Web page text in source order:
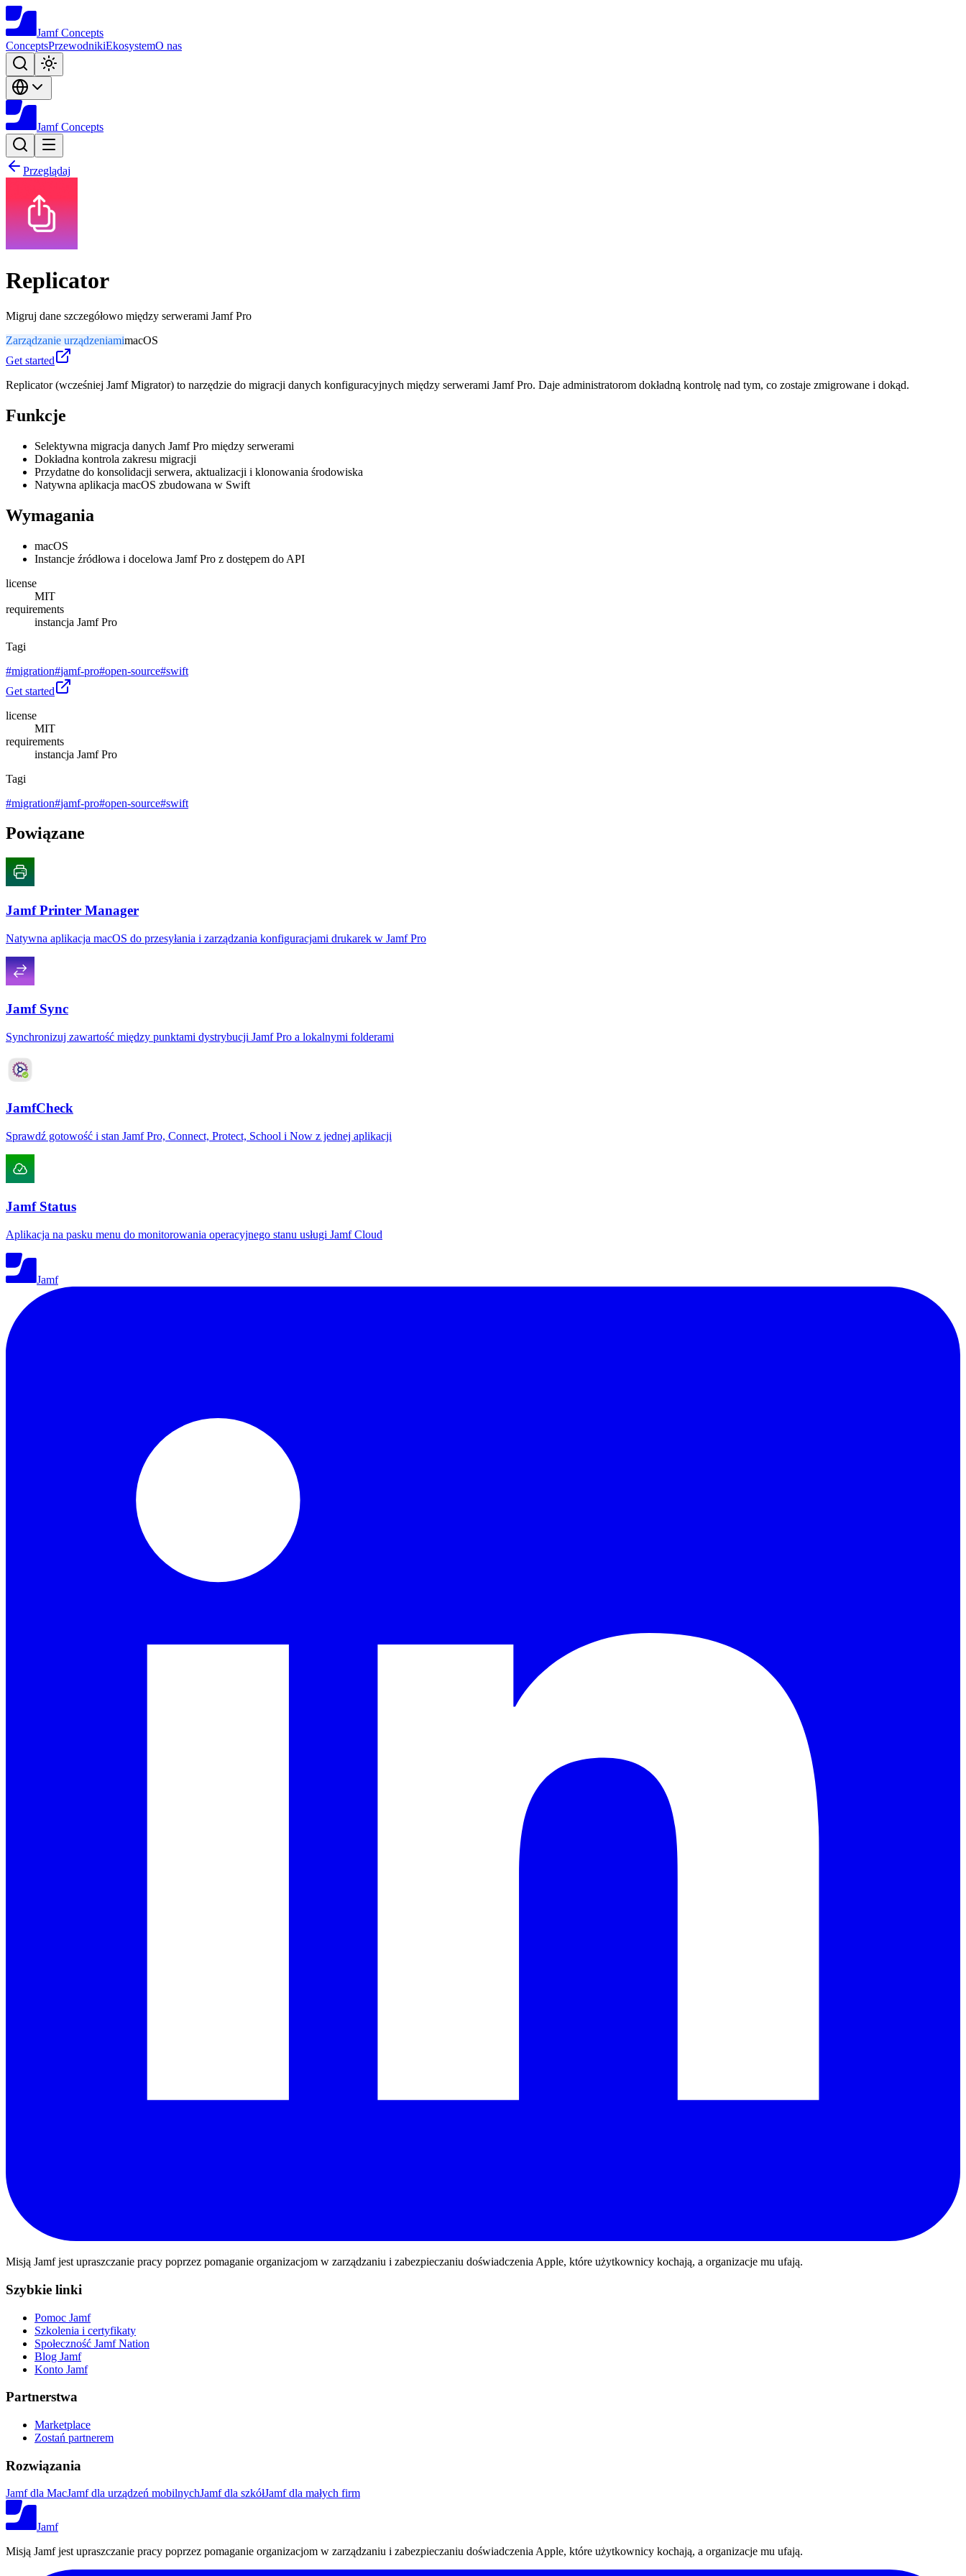
Jamf Concepts
ConceptsPrzewodnikiEkosystemO nas
Jamf Concepts
Przeglądaj
Replicator
Migruj dane szczegółowo między serwerami Jamf Pro
Zarządzanie urządzeniamimacOS
Get started
Replicator (wcześniej Jamf Migrator) to narzędzie do migracji danych konfiguracyjnych między serwerami Jamf Pro. Daje administratorom dokładną kontrolę nad tym, co zostaje zmigrowane i dokąd.
Funkcje
Selektywna migracja danych Jamf Pro między serwerami
Dokładna kontrola zakresu migracji
Przydatne do konsolidacji serwera, aktualizacji i klonowania środowiska
Natywna aplikacja macOS zbudowana w Swift
Wymagania
macOS
Instancje źródłowa i docelowa Jamf Pro z dostępem do API
license
MIT
requirements
instancja Jamf Pro
Tagi
#migration#jamf-pro#open-source#swift
Get started
license
MIT
requirements
instancja Jamf Pro
Tagi
#migration#jamf-pro#open-source#swift
Powiązane
Jamf Printer Manager
Natywna aplikacja macOS do przesyłania i zarządzania konfiguracjami drukarek w Jamf Pro
Jamf Sync
Synchronizuj zawartość między punktami dystrybucji Jamf Pro a lokalnymi folderami
JamfCheck
Sprawdź gotowość i stan Jamf Pro, Connect, Protect, School i Now z jednej aplikacji
Jamf Status
Aplikacja na pasku menu do monitorowania operacyjnego stanu usługi Jamf Cloud
Jamf
Misją Jamf jest upraszczanie pracy poprzez pomaganie organizacjom w zarządzaniu i zabezpieczaniu doświadczenia Apple, które użytkownicy kochają, a organizacje mu ufają.
Szybkie linki
Pomoc Jamf
Szkolenia i certyfikaty
Społeczność Jamf Nation
Blog Jamf
Konto Jamf
Partnerstwa
Marketplace
Zostań partnerem
Rozwiązania
Jamf dla MacJamf dla urządzeń mobilnychJamf dla szkółJamf dla małych firm
Jamf
Misją Jamf jest upraszczanie pracy poprzez pomaganie organizacjom w zarządzaniu i zabezpieczaniu doświadczenia Apple, które użytkownicy kochają, a organizacje mu ufają.